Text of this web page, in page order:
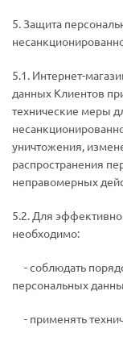
5. Защита
5.1. Интернет-
данных Клиентов
технические меры
уничтожения,
распространения
неправомерных
5.2. Для
необходимо:
- соблюдать
персональных
- применять